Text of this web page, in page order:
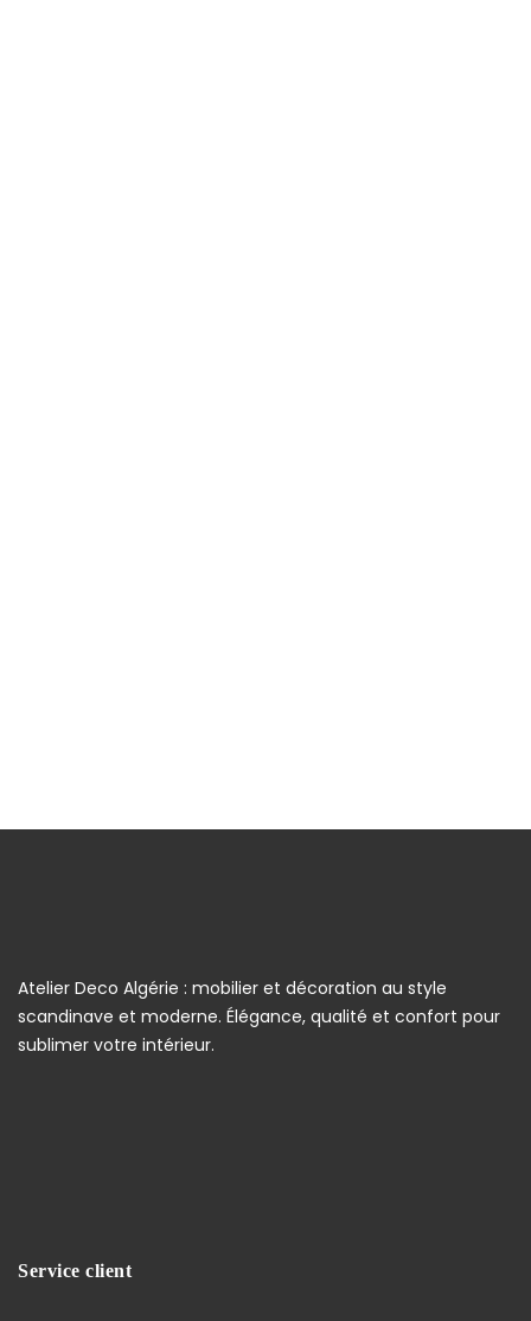
Atelier Deco Algérie : mobilier et décoration au style
scandinave et moderne. Élégance, qualité et confort pour
sublimer votre intérieur.
Service client